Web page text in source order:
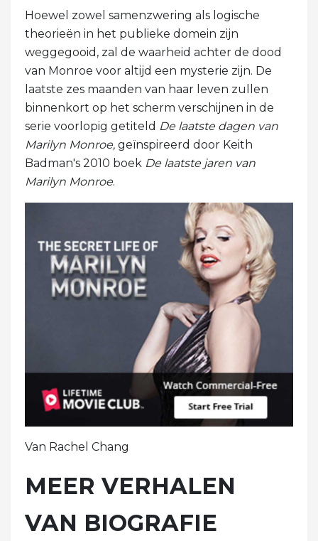
Hoewel zowel samenzwering als logische
theorieën in het publieke domein zijn
weggegooid, zal de waarheid achter de dood
van Monroe voor altijd een mysterie zijn. De
laatste zes maanden van haar leven zullen
binnenkort op het scherm verschijnen in de
serie voorlopig getiteld De laatste dagen van
Marilyn Monroe, geïnspireerd door Keith
Badman's 2010 boek De laatste jaren van
Marilyn Monroe.
Van Rachel Chang
MEER VERHALEN
VAN BIOGRAFIE